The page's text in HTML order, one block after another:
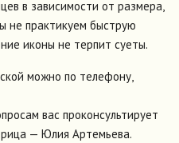
в зависимости от размера,
не практикуем быструю
иконы не терпит суеты.
можно по телефону,
вас проконсультирует
— Юлия Артемьева.